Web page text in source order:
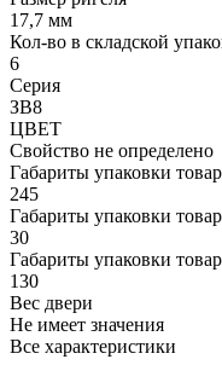
17,7 мм
Кол-во в складской
6
Серия
ЗВ8
ЦВЕТ
Свойство не определено
Габариты упаковки
245
Габариты упаковки
30
Габариты упаковки
130
Вес двери
Не имеет значения
Все характеристики